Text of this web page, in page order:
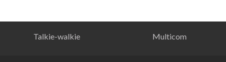
Talkie-walkie Multicom